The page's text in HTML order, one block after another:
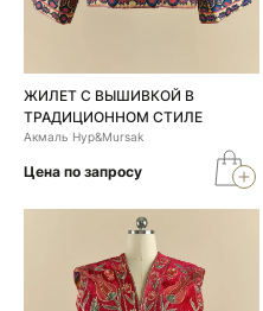
ЖИЛЕТ С ВЫШИВКОЙ В
ТРАДИЦИОННОМ СТИЛЕ
Акмаль Нур&Mursak
Цена по запросу